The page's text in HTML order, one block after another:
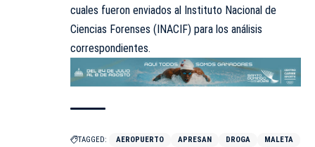
cuales fueron enviados al Instituto Nacional de
Ciencias Forenses (INACIF) para los análisis
correspondientes.
TAGGED: AEROPUERTO APRESAN DROGA
MALETA